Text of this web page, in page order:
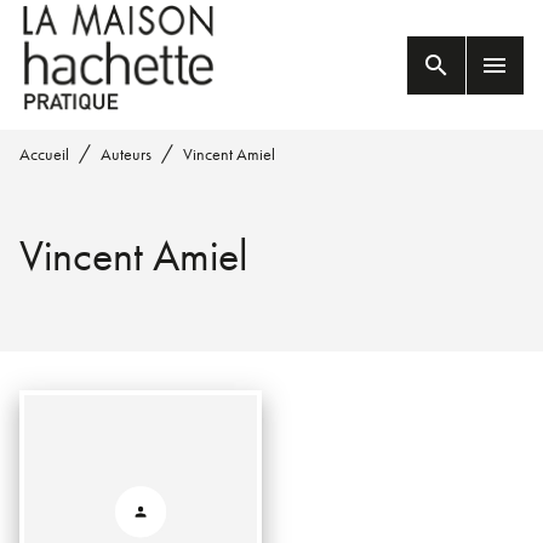
MENU RECHERCHE
PIED DE PAGE
search menu
Accueil / Auteurs / Vincent Amiel
Vincent Amiel